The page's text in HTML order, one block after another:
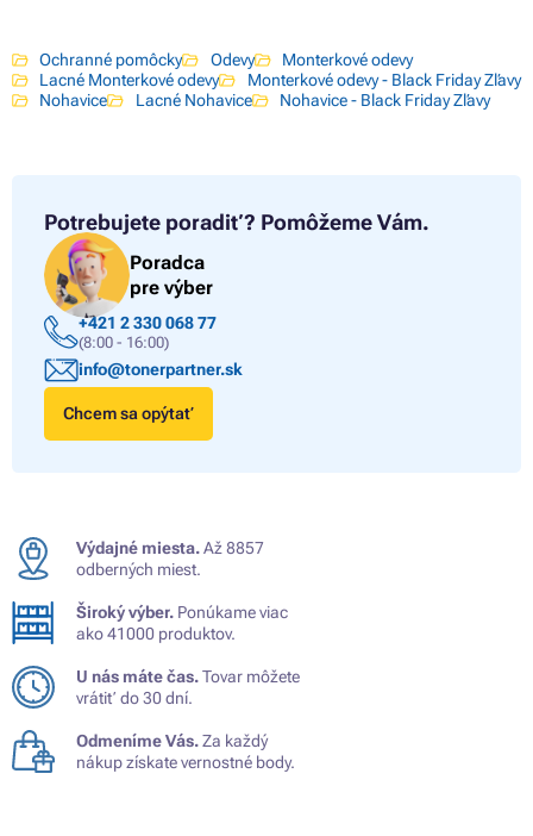
Ochranné pomôcky Odevy
Monterkové odevy
Lacné Monterkové odevy
Monterkové odevy - Black Friday Zľavy
Nohavice
Lacné Nohavice Nohavice - Black Friday Zľavy
Potrebujete poradiť? Pomôžeme Vám.
Poradca
pre výber
+421 2 330 068 77
(8:00 - 16:00)
info@tonerpartner.sk
Chcem sa opýtať
Výdajné miesta.Až 8857
odberných miest.
Široký výber. Ponúkame viac
ako 41000 produktov.
U nás máte čas.Tovar môžete
vrátiť do 30 dní.
Odmeníme Vás.Za každý
nákup získate vernostné body.